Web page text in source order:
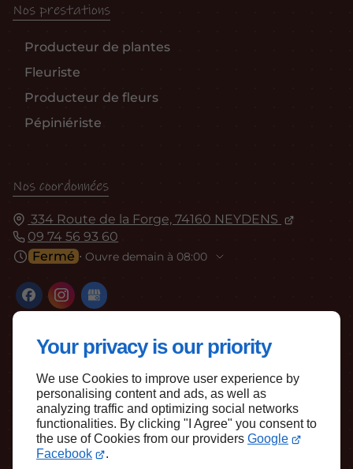
Your privacy is our priority
We use Cookies to improve user experience by
personalising content and ads, as well as
analyzing traffic and optimizing social networks
functionalities. By clicking "I Agree" you consent to
the use of Cookies from our providers Google
Facebook
.
Nos prestations
Producteur de plantes
Fleuriste
Producteur de fleurs
Pépiniériste
Nos coordonnées
334 Route de la Forge, 74160 NEYDENS
09 74 56 93 60
Fermé ⋅ Ouvre demain à 08:00
Haut de page